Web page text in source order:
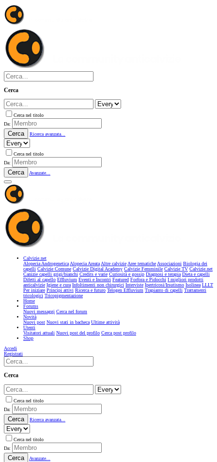
Cerca
Cerca nel titolo
Da:
Cerca Ricerca avanzata...
Cerca nel titolo
Da:
Cerca Avanzate...
Calvizie.net
Alopecia AndrogeneticaAlopecia AreataAltre calvizieAree tematicheAssociazioni Biologia dei
capelli Calvizie Comune Calvizie Digital Academy Calvizie Femminile Calvizie TV Calvizie.net
Canizie capelli grigi/bianchi Credits e varie Curiosità e gossip Diagnosi e terapia Dieta e capelli
Difetti al capello Effluvium Eventi e Incontri Featured Forfora e Pidocchi I migliori prodotti
anticalvizie Igiene e cura Infoltimenti non chirurgici Interviste Ipertricosi/Irsutismo Isolinea LLLT
Per iniziare Principi attivi Ricerca e futuro Telogen Effluvium Trapianto di capelli Trattamenti
tricologici Tricopigmentazione
Home
Forums
Nuovi messaggi Cerca nel forum
Novità
Nuovi post Nuovi stati in bacheca Ultime attività
Utenti
Visitatori attuali Nuovi post del profilo Cerca post profilo
Shop
Accedi
Registrati
Cerca
Cerca nel titolo
Da:
Cerca Ricerca avanzata...
Cerca nel titolo
Da:
Cerca
Avanzate...